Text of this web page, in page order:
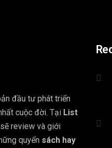
đầu tư phát triển
cuộc đời. Tại List
review và giới
quyển sách hay